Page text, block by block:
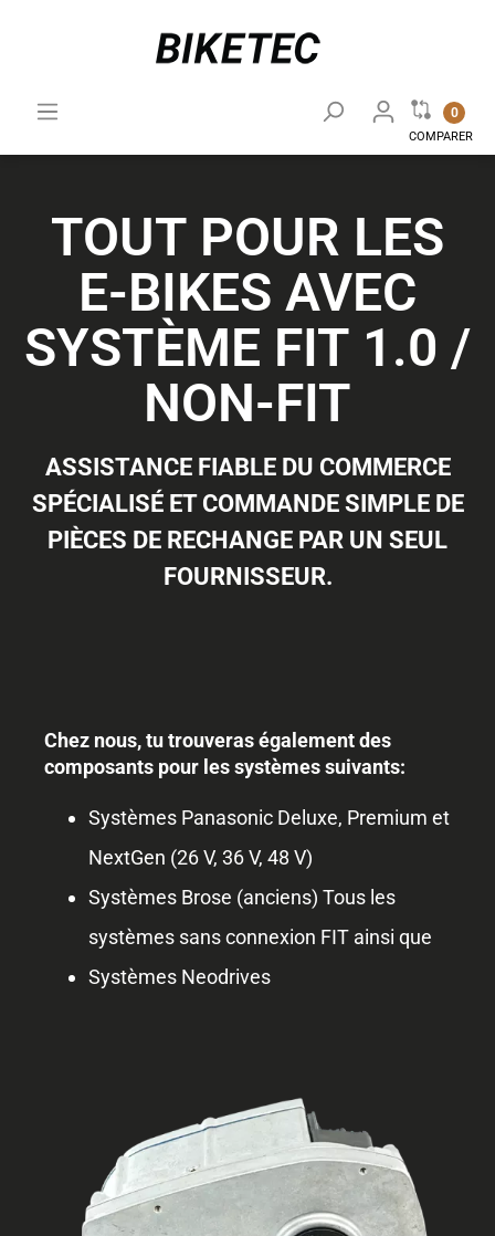
0
COMPARER
TOUT POUR LES
E-BIKES AVEC
SYSTÈME FIT 1.0 /
NON-FIT
ASSISTANCE FIABLE DU COMMERCE
SPÉCIALISÉ ET COMMANDE SIMPLE DE
PIÈCES DE RECHANGE PAR UN SEUL
FOURNISSEUR.
Chez nous, tu trouveras également des
composants pour les systèmes suivants:
Systèmes Panasonic Deluxe, Premium et
NextGen (26 V, 36 V, 48 V)
Systèmes Brose (anciens) Tous les
systèmes sans connexion FIT ainsi que
Systèmes Neodrives